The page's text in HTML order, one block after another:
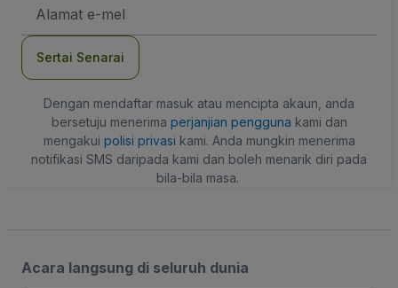
E-
Sertai Senarai
Dengan mendaftar masuk atau mencipta akaun, anda
bersetuju menerima perjanjian pengguna kami dan
mengakui polisi privasi kami. Anda mungkin menerima
notifikasi SMS daripada kami dan boleh menarik diri pada
bila-bila masa.
Acara langsung di seluruh dunia